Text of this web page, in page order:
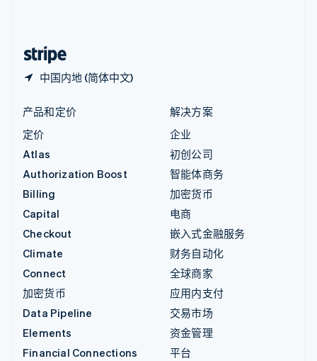
中国内地 (简体中文)
产品和定价
定价
Atlas
Authorization Boost
Billing
Capital
Checkout
Climate
Connect
加密货币
Data Pipeline
Elements
Financial Connections
解决方案
企业
初创公司
智能体商务
加密货币
电商
嵌入式金融服务
财务自动化
全球商家
应用内支付
交易市场
资金管理
平台